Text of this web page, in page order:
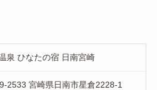
泉 ひなたの宿 日南宮崎
2533 宮崎県日南市星倉2228-1